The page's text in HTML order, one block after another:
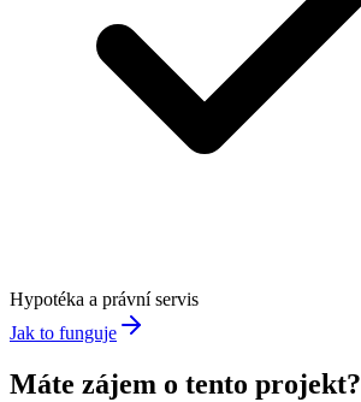
Hypotéka a právní servis
Jak to funguje
Máte zájem o tento projekt?